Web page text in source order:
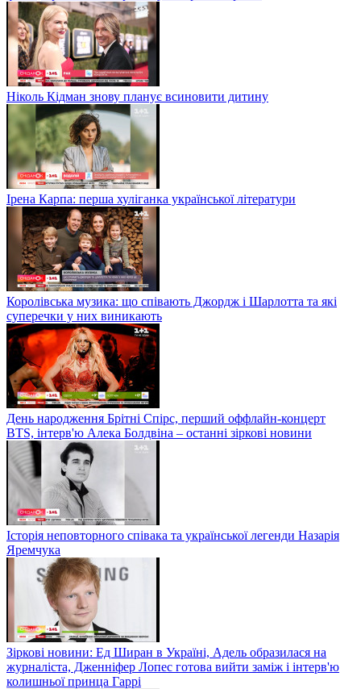
Ніколь Кідман знову планує всиновити дитину
Ірена Карпа: перша хуліганка української літератури
Королівська музика: що співають Джордж і Шарлотта та які
суперечки у них виникають
День народження Брітні Спірс, перший оффлайн-концерт
BTS, інтерв'ю Алека Болдвіна – останні зіркові новини
Історія неповторного співака та української легенди Назарія
Яремчука
Зіркові новини: Ед Ширан в Україні, Адель образилася на
журналіста, Дженніфер Лопес готова вийти заміж і інтерв'ю
колишньої принца Гаррі